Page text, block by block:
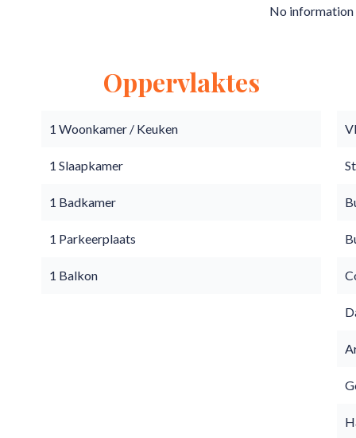
No information
Oppervlaktes
1 Woonkamer / Keuken
1 Slaapkamer
1 Badkamer
1 Parkeerplaats
1 Balkon